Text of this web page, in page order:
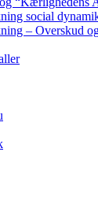
social
– Overskud